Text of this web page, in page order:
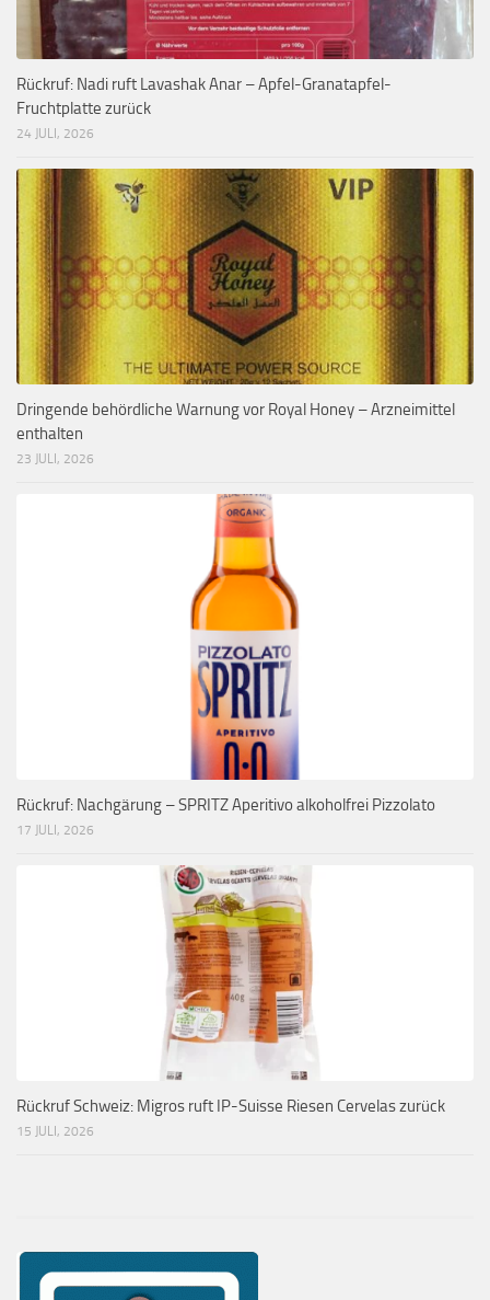
Rückruf: Nadi ruft Lavashak Anar – Apfel-Granatapfel-
Fruchtplatte zurück
24 JULI, 2026
Dringende behördliche Warnung vor Royal Honey – Arzneimittel
enthalten
23 JULI, 2026
Rückruf: Nachgärung – SPRITZ Aperitivo alkoholfrei Pizzolato
17 JULI, 2026
Rückruf Schweiz: Migros ruft IP-Suisse Riesen Cervelas zurück
15 JULI, 2026